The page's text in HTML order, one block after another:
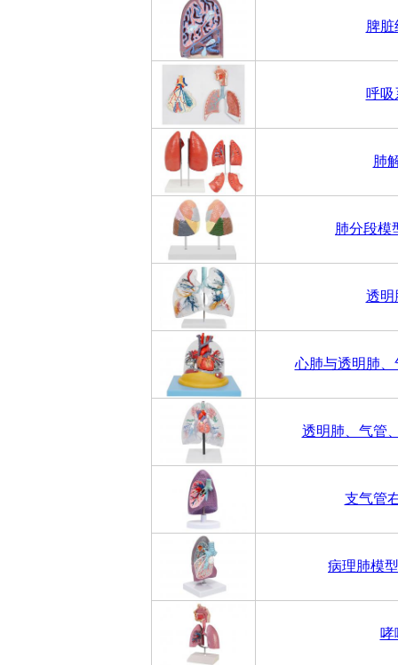
脾脏
呼吸
肺
肺分段模
透明
心肺与透明肺
透明肺、气管
支气管
病理肺模
哮